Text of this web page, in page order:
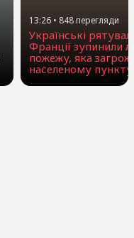
13:26 • 848перегляди
Українські
Франції зупинили
пожежу, яка
населеному пункту